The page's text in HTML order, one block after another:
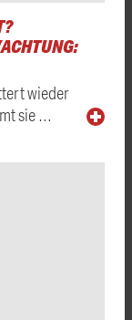
wieder
sie …